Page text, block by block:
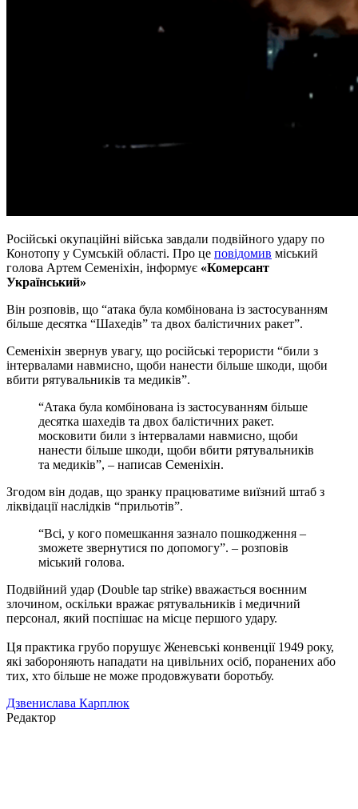
Російські окупаційні війська завдали подвійного удару по
Конотопу у Сумській області. Про це повідомив міський
голова Артем Семеніхін, інформує «Комерсант
Український»
Він розповів, що “атака була комбінована із застосуванням
більше десятка “Шахедів” та двох балістичних ракет”.
Семеніхін звернув увагу, що російські терористи “били з
інтервалами навмисно, щоби нанести більше шкоди, щоби
вбити рятувальників та медиків”.
“Атака була комбінована із застосуванням більше
десятка шахедів та двох балістичних ракет.
московити били з інтервалами навмисно, щоби
нанести більше шкоди, щоби вбити рятувальників
та медиків”, – написав Семеніхін.
Згодом він додав, що зранку працюватиме виїзний штаб з
ліквідації наслідків “прильотів”.
“Всі, у кого помешкання зазнало пошкодження –
зможете звернутися по допомогу”. – розповів
міський голова.
Подвійний удар (Double tap strike) вважається воєнним
злочином, оскільки вражає рятувальників і медичний
персонал, який поспішає на місце першого удару.
Ця практика грубо порушує Женевські конвенції 1949 року,
які забороняють нападати на цивільних осіб, поранених або
тих, хто більше не може продовжувати боротьбу.
Дзвенислава Карплюк
Редактор